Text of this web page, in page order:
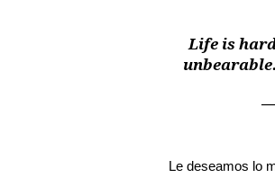
Life is
unbearable.
—
Le deseamos lo